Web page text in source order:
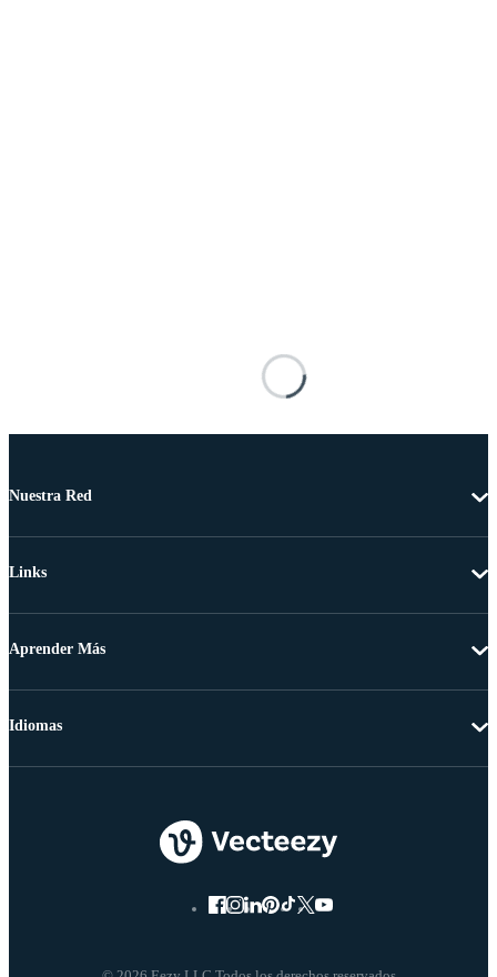
Nuestra Red
Links
Aprender Más
Idiomas